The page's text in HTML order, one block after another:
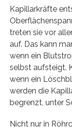
Kapillarkräfte
treten sie vor
auf. Das kann
wenn ein
selbst aufsteigt.
wenn ein
werden die
begrenzt, unter
Nicht nur in